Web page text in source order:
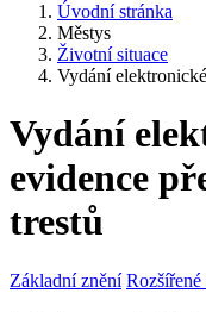
Úvodní stránka
Městys
Životní situace
Vydání
Vydání
evidence
trestů
Základní znění Rozšířené